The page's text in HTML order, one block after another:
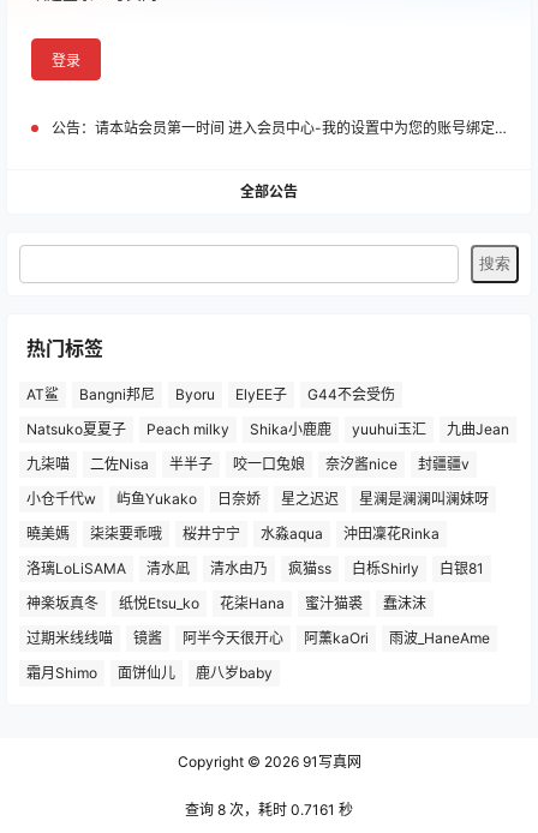
登录
公告： 请本站会员第一时间 进入会员中心-我的设置中为您的账号绑定邮箱!
全部公告
热门标签
AT鲨 Bangni邦尼 Byoru ElyEE子
G44不会受伤
Natsuko夏夏子
Peach milky Shika小鹿鹿 yuuhui玉汇
九曲Jean
九柒喵
二佐Nisa 半半子 咬一口兔娘 奈汐酱nice
封疆疆v
小仓千代w
屿鱼Yukako 日奈娇 星之迟迟
星澜是澜澜叫澜妹呀
曉美媽
柒柒要乖哦 桜井宁宁 水淼aqua
沖田凜花Rinka
洛璃LoLiSAMA
清水凪 清水由乃 疯猫ss 白栎Shirly
白银81
神楽坂真冬
纸悦Etsu_ko 花柒Hana 蜜汁猫裘
蠢沫沫
过期米线线喵
镜酱 阿半今天很开心 阿薰kaOri
雨波_HaneAme
霜月Shimo
面饼仙儿 鹿八岁baby
Copyright © 202691写真网
查询 8 次，耗时 0.7161 秒